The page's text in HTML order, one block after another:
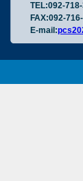
TEL:092-
FAX:092-
E-mail: